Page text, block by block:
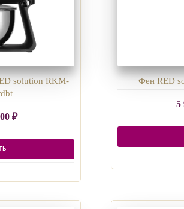
solution RKM-
₽
Фен RED
5